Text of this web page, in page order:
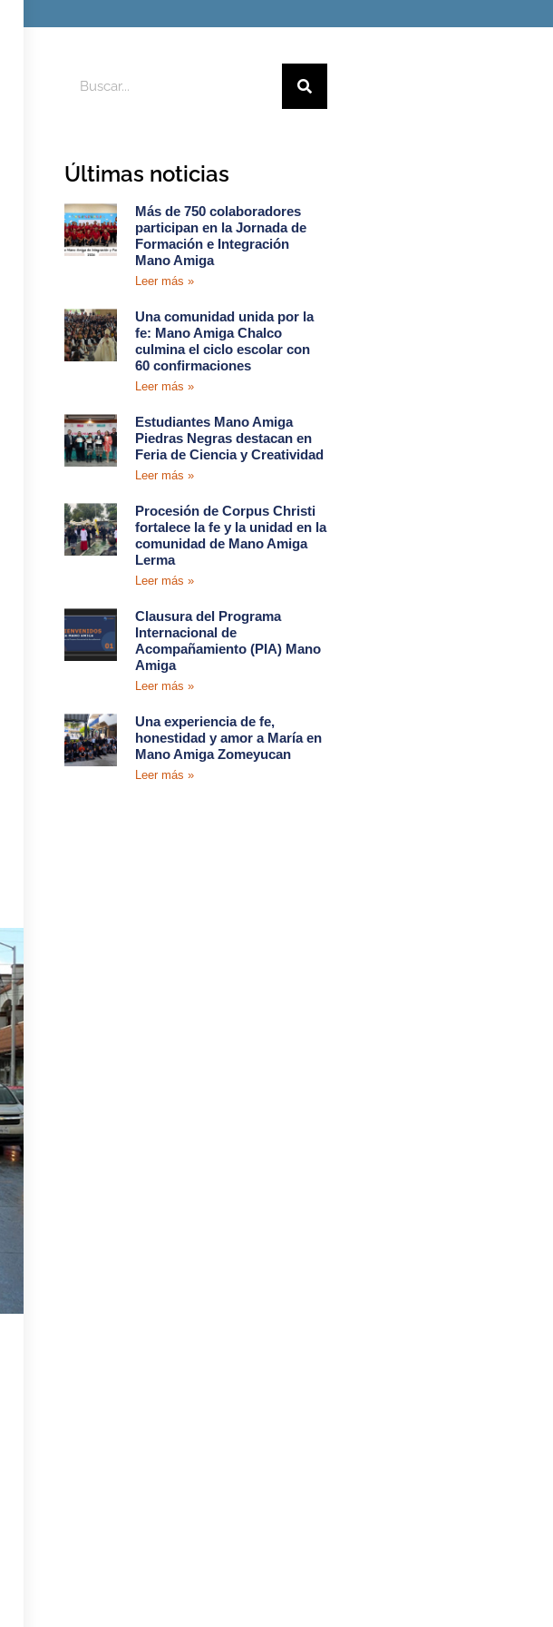
Últimas noticias
Más de 750 colaboradores
participan en la Jornada de
Formación e Integración
Mano Amiga
Leer más »
Una comunidad unida por la
fe: Mano Amiga Chalco
culmina el ciclo escolar con
60 confirmaciones
Leer más »
Estudiantes Mano Amiga
Piedras Negras destacan en
Feria de Ciencia y Creatividad
Leer más »
Procesión de Corpus Christi
fortalece la fe y la unidad en la
comunidad de Mano Amiga
Lerma
Leer más »
Clausura del Programa
Internacional de
Acompañamiento (PIA) Mano
Amiga
Leer más »
Una experiencia de fe,
honestidad y amor a María en
Mano Amiga Zomeyucan
Leer más »